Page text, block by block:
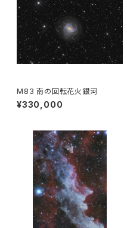
M83 南の回転花火銀河
¥330,000